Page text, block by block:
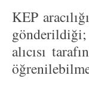
KEP
gönderildiği;
alıcısı